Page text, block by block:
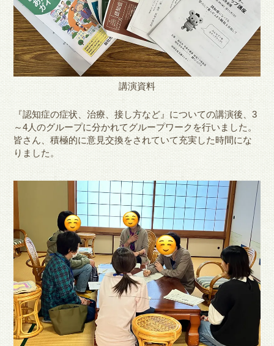
講演資料
『認知症の症状、治療、接し方など』についての講演後、3
～4人のグループに分かれてグループワークを行いました。
皆さん、積極的に意見交換をされていて充実した時間にな
りました。